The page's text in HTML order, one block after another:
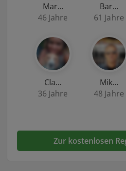
Mar…
46 Jahre
Bar…
61 Jahre
Cla…
36 Jahre
Mik…
48 Jahre
Zur kostenlosen